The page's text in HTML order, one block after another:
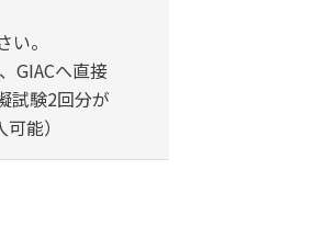
。
GIACへ直接
試験2回分が
能）